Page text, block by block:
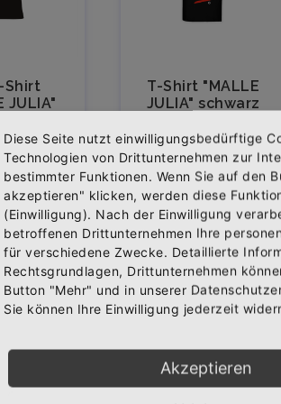
Shirt
JULIA"
€
Steuern,
T-Shirt "MALLE
JULIA" schwarz
Ab 19,95 €
Inkl. 19% Steuern,
exkl.
Versandkosten
Abonniere jetzt unseren
Bekomme die aktuellsten News über
zudem einen 10% Gutschein für deine
Bestellung.
Diese Seite nutzt einwilligungsbedürftige
Technologien von Drittunternehmen zur
bestimmter Funktionen. Wenn Sie auf den
akzeptieren" klicken, werden diese
(Einwilligung). Nach der Einwilligung
betroffenen Drittunternehmen Ihre
für verschiedene Zwecke. Detaillierte
Rechtsgrundlagen, Drittunternehmen
Button "Mehr" und in unserer
Sie können Ihre Einwilligung jederzeit
Akzeptieren